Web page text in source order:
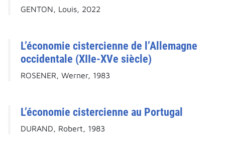
GENTON, Louis, 2022
L’économie cistercienne de l’Allemagne
occidentale (XIIe-XVe siècle)
ROSENER, Werner, 1983
L’économie cistercienne au Portugal
DURAND, Robert, 1983